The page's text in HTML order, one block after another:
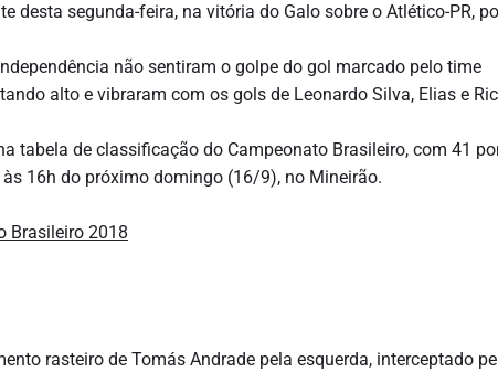
desta segunda-feira, na vitória do Galo sobre o Atlético-PR,
não sentiram o golpe do gol marcado pelo time
alto e vibraram com os gols de Leonardo Silva, Elias e
tabela de classificação do Campeonato Brasileiro, com 41
16h do próximo domingo (16/9), no Mineirão.
rasteiro de Tomás Andrade pela esquerda, interceptado